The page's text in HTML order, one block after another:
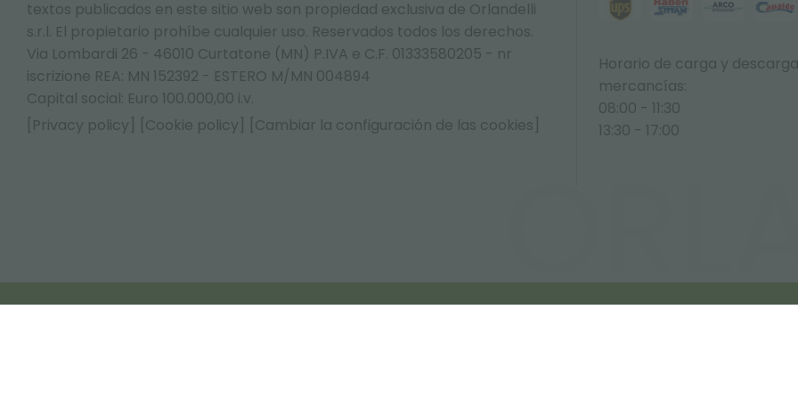
textos publicados en este sitio web son propiedad exclusiva de Orlandelli
s.r.l. El propietario prohíbe cualquier uso. Reservados todos los derechos.
Via Lombardi 26 - 46010 Curtatone (MN) P.IVA e C.F. 01333580205 - nr
iscrizione REA: MN 152392 - ESTERO M/MN 004894
Capital social: Euro 100.000,00 i.v.
[Privacy policy]
[Cookie policy] [Cambiar la configuración de las cookies]
Horario de carga y
mercancías:
08:00 - 11:30
13:30 - 17:00